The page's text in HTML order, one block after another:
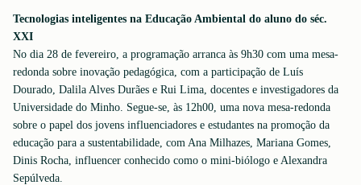
Tecnologias inteligentes na Educação Ambiental do aluno do séc.
XXI
No dia 28 de fevereiro, a programação arranca às 9h30 com uma mesa-
redonda sobre inovação pedagógica, com a participação de Luís
Dourado, Dalila Alves Durães e Rui Lima, docentes e investigadores da
Universidade do Minho. Segue-se, às 12h00, uma nova mesa-redonda
sobre o papel dos jovens influenciadores e estudantes na promoção da
educação para a sustentabilidade, com Ana Milhazes, Mariana Gomes,
Dinis Rocha, influencer conhecido como o mini-biólogo e Alexandra
Sepúlveda.